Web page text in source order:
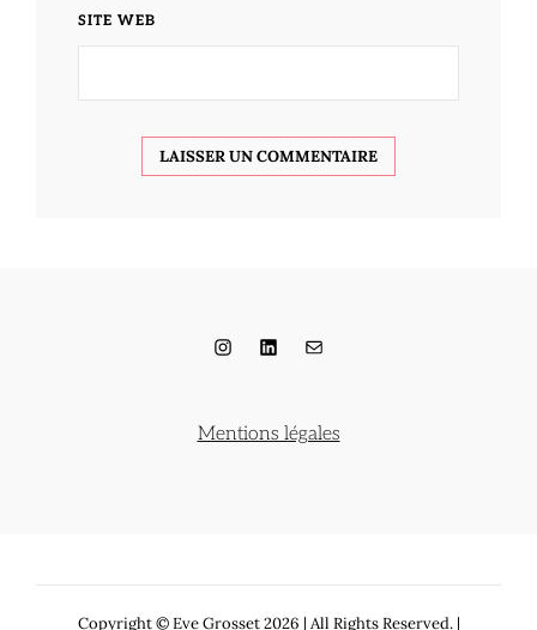
SITE WEB
Instagram
LinkedIn
E-mail
Mentions légales
Copyright © Eve Grosset 2026 | All Rights Reserved. |